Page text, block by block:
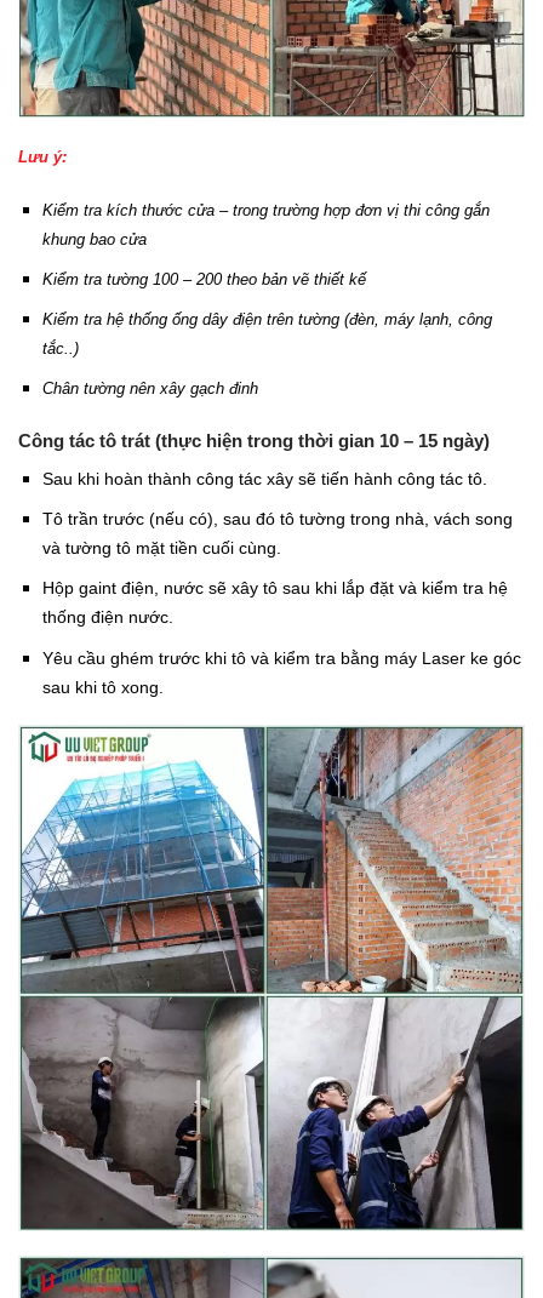
Lưu ý:
Kiểm tra kích thước cửa – trong trường hợp đơn vị thi công gắn
khung bao cửa
Kiểm tra tường 100 – 200 theo bản vẽ thiết kế
Kiểm tra hệ thống ống dây điện trên tường (đèn, máy lạnh, công
tắc..)
Chân tường nên xây gạch đinh
Công tác tô trát (thực hiện trong thời gian 10 – 15 ngày)
Sau khi hoàn thành công tác xây sẽ tiến hành công tác tô.
Tô trần trước (nếu có), sau đó tô tường trong nhà, vách song
và tường tô mặt tiền cuối cùng.
Hộp gaint điện, nước sẽ xây tô sau khi lắp đặt và kiểm tra hệ
thống điện nước.
Yêu cầu ghém trước khi tô và kiểm tra bằng máy Laser ke góc
sau khi tô xong.